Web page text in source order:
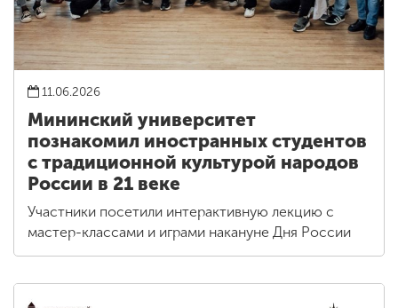
11.06.2026
Мининский университет
познакомил иностранных студентов
с традиционной культурой народов
России в 21 веке
Участники посетили интерактивную лекцию с
мастер-классами и играми накануне Дня России